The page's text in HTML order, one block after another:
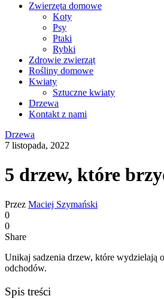
Zwierzęta domowe
Koty
Psy
Ptaki
Rybki
Zdrowie zwierząt
Rośliny domowe
Kwiaty
Sztuczne kwiaty
Drzewa
Kontakt z nami
Drzewa
7 listopada, 2022
5 drzew, które
Przez Maciej Szymański
0
0
Share
Unikaj sadzenia drzew, które wydzielają
odchodów.
Spis treści